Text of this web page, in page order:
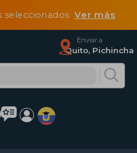
seleccionadosVer más
Enviar a
Quito, Pichincha